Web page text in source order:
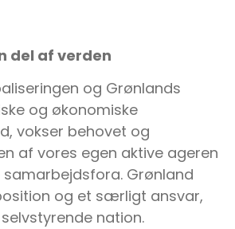
del af verden
og Grønlands
og økonomiske
vokser behovet og
af vores egen aktive ageren
Grønland
og et særligt ansvar,
nation.